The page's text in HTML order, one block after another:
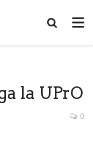
la UPrO
0